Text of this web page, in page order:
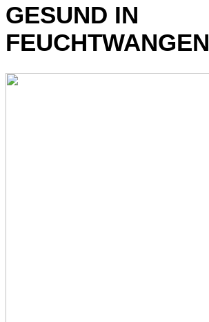
GESUND IN
FEUCHTWANGEN